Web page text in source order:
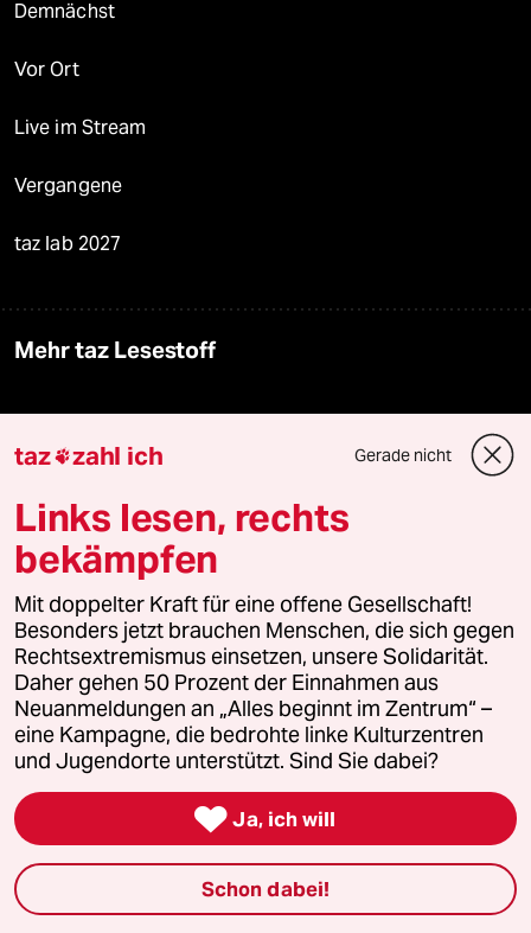
Demnächst
Vor Ort
Live im Stream
Vergangene
taz lab 2027
Mehr taz Lesestoff
Le Monde diplomatique
taz Archiv
Mehr taz Angebote
Kantine
Shop
taz zahl ich Gerade nicht
Links lesen, rechts
bekämpfen
Mit doppelter Kraft für eine offene Gesellschaft!
Besonders jetzt brauchen Menschen, die sich gegen
Rechtsextremismus einsetzen, unsere Solidarität.
Daher gehen 50 Prozent der Einnahmen aus
Neuanmeldungen an „Alles beginnt im Zentrum“ –
eine Kampagne, die bedrohte linke Kulturzentren
und Jugendorte unterstützt. Sind Sie dabei?
 Ja, ich will
Schon dabei!